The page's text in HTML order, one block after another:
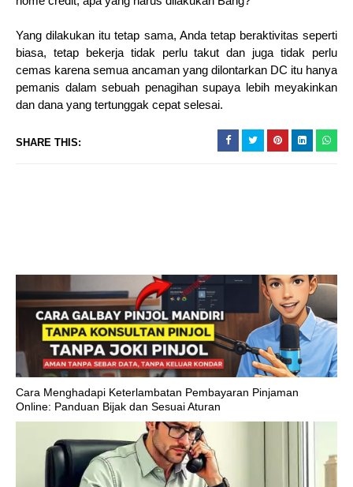
Yang dilakukan itu tetap sama, Anda tetap beraktivitas seperti
biasa, tetap bekerja tidak perlu takut dan juga tidak perlu
cemas karena semua ancaman yang dilontarkan DC itu hanya
pemanis dalam sebuah penagihan supaya lebih meyakinkan
dan dana yang tertunggak cepat selesai.
SHARE THIS:
Cara Menghadapi Keterlambatan Pembayaran Pinjaman
Online: Panduan Bijak dan Sesuai Aturan